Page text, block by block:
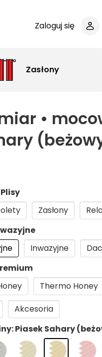
Zaloguj się
Zasłony
•
Zasłony
Inwazyjne
Thermo Honey
Akcesoria
Piasek Sahary